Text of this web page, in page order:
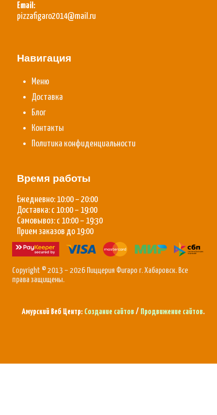
Email:
pizzafigaro2014@mail.ru
Навигация
Меню
Доставка
Блог
Контакты
Политика конфиденциальности
Время работы
Ежедневно: 10:00 – 20:00
Доставка: с 10:00 – 19:00
Самовывоз: с 10:00 – 19:30
Прием заказов до 19:00
Copyright © 2013 – 2026 Пиццерия Фигаро г. Хабаровск. Все
права защищены.
Амурский Веб Центр: Создание сайтов/ Продвижение сайтов.